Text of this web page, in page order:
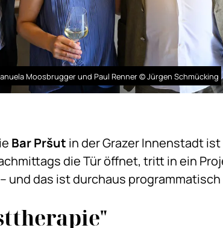
Moosbrugger und Paul Renner © Jürgen Schmücking
Bar Pršut in der Grazer Innenstadt
die Tür öffnet, tritt in ein
und das ist durchaus